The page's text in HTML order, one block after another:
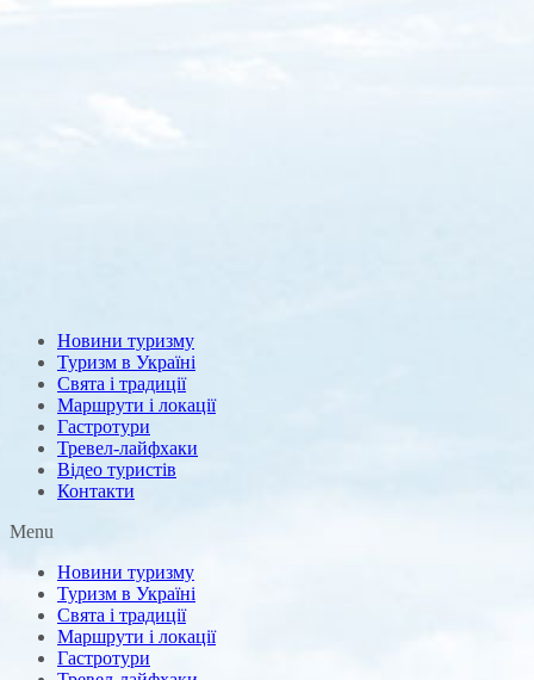
Новини туризму
Туризм в Україні
Свята і традиції
Маршрути і локації
Гастротури
Тревел-лайфхаки
Відео туристів
Контакти
Menu
Новини туризму
Туризм в Україні
Свята і традиції
Маршрути і локації
Гастротури